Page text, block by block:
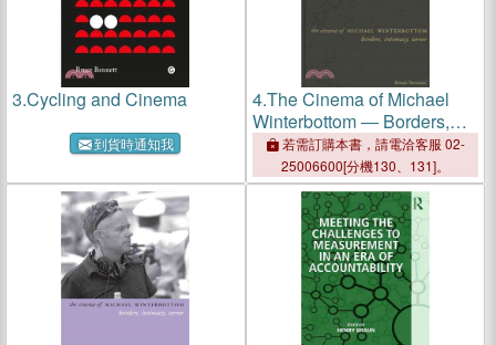
3.Cycling and Cinema
到貨時通知我
4.The Cinema of Michael
Winterbottom ― Borders,
Intimacy, Terror
若需訂購本書，請電洽客服 02-
25006600[分機130、131]。